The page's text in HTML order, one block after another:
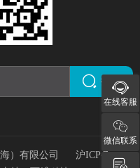
搜索
海）有限公司 沪ICP备
在线客服
微信联系